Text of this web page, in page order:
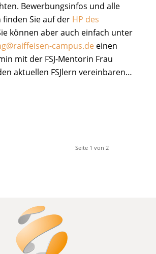
Bewerbungsinfos und alle
Sie auf derHP des
können aber auch einfach unter
campus.deeinen
mit der FSJ-Mentorin Frau
aktuellen FSJlern vereinbaren…
Seite 1 von 2